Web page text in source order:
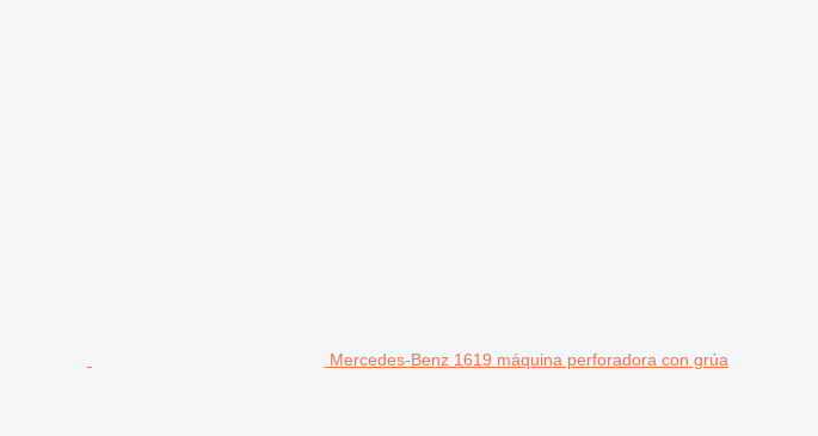
Mercedes-Benz 1619 máquina perforadora con grúa